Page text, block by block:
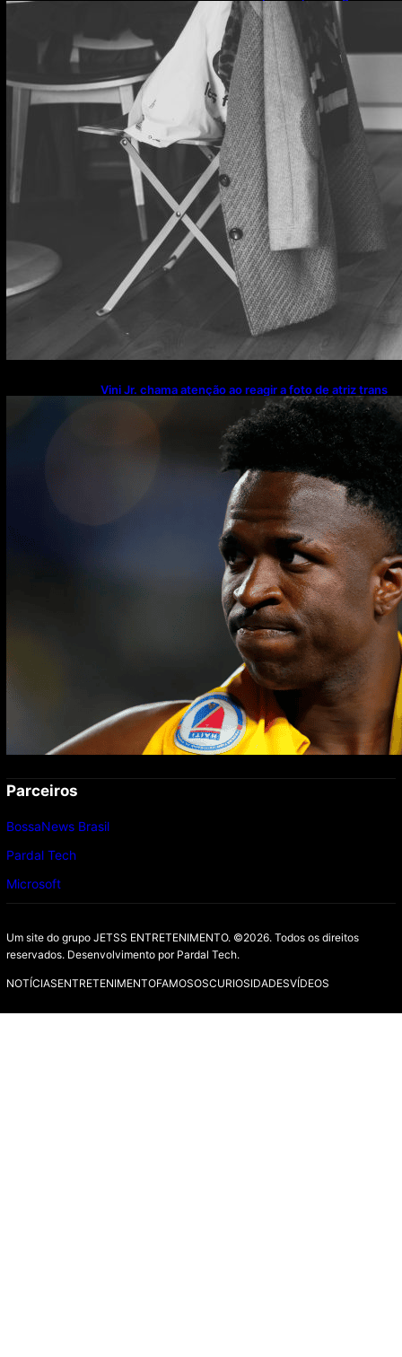
o que esse hábito pode estar escondendo
Vini Jr. chama atenção ao reagir a foto de atriz trans
enquanto namora Virginia
Parceiros
BossaNews Brasil
Pardal Tech
Microsoft
Um site do grupo JETSS ENTRETENIMENTO. ©2026. Todos os direitos
reservados. Desenvolvimento por Pardal Tech.
NOTÍCIASENTRETENIMENTOFAMOSOSCURIOSIDADESVÍDEOS